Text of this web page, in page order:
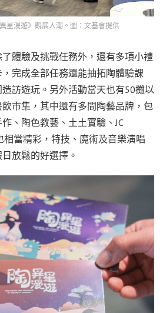
星漫遊》觀展人潮。圖：文基會提供
體驗及挑戰任務外，還有多項小禮
完成全部任務還能抽拓陶體驗課
訪遊玩。另外活動當天也有50攤以
市集，其中還有多間陶藝品牌，包
、陶色教藝、土土實驗、JC
當精彩，特技、魔術及音樂演唱
放鬆的好選擇。